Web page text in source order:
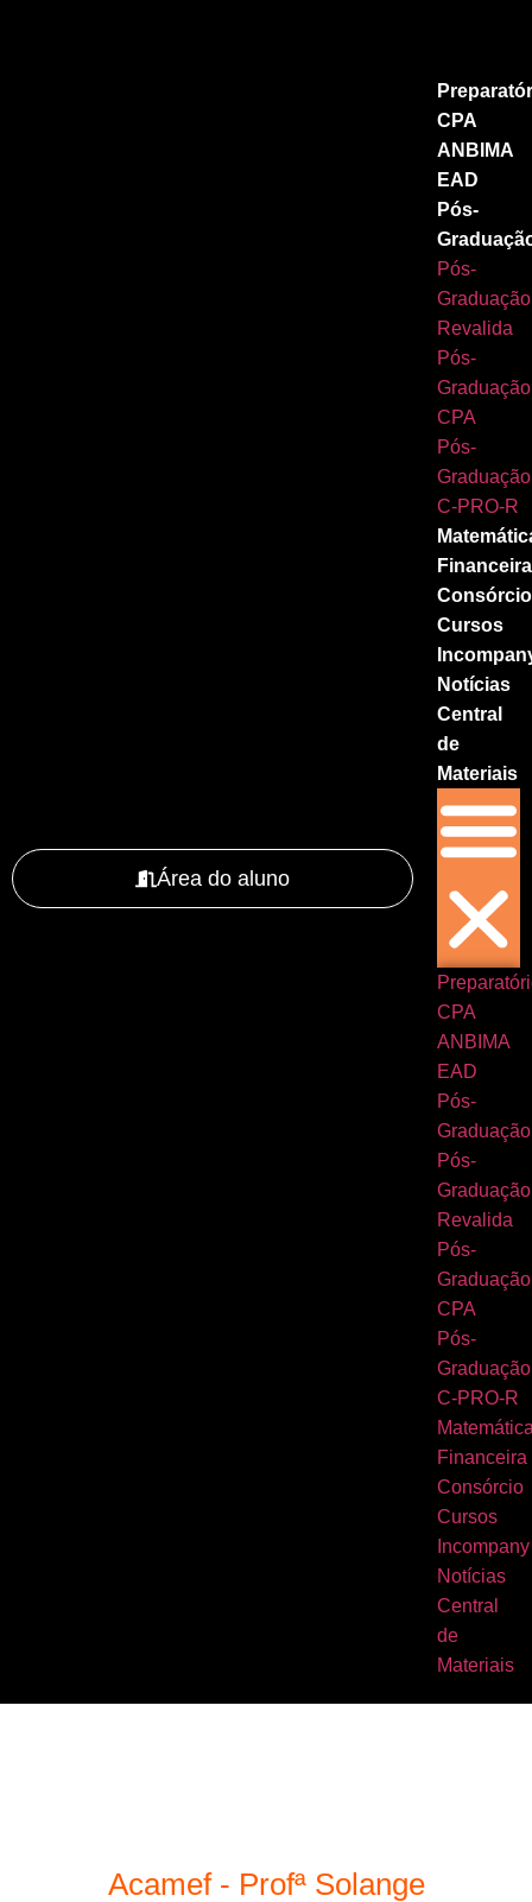
Área do aluno
CPA
ANBIMA
EAD
Pós-
Pós-
Graduação
Revalida
Pós-
Graduação
CPA
Pós-
Graduação
C-PRO-R
Financeira
Consórcio
Cursos
Notícias
Central
de
Materiais
CPA
ANBIMA
EAD
Pós-
Graduação
Pós-
Graduação
Revalida
Pós-
Graduação
CPA
Pós-
Graduação
C-PRO-R
Financeira
Consórcio
Cursos
Incompany
Notícias
Central
de
Materiais
Acamef - Profª Solange